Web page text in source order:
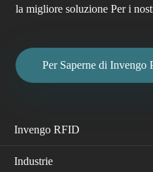
la migliore soluzione Per i
Per Saperne di Invengo
Invengo RFID
Industrie